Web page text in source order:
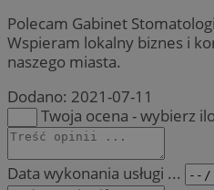
Polecam Gabinet
Wspieram lokalny biznes i
naszego miasta.
Dodano: 2021-07-11
Twoja ocena - wybierz
Data wykonania usługi ...